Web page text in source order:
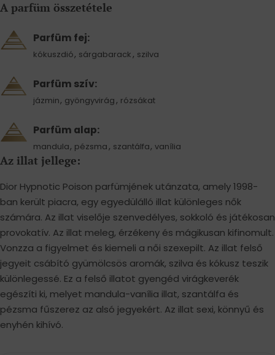
A parfüm összetétele
Parfüm fej:
kókuszdió, sárgabarack , szilva
Parfüm szív:
jázmin, gyöngyvirág , rózsákat
Parfüm alap:
mandula, pézsma , szantálfa, vanília
Az illat jellege:
Dior Hypnotic Poison parfümjének utánzata, amely 1998-
ban került piacra, egy egyedülálló illat különleges nők
számára. Az illat viselője szenvedélyes, sokkoló és játékosan
provokatív. Az illat meleg, érzékeny és mágikusan kifinomult.
Vonzza a figyelmet és kiemeli a női szexepilt. Az illat felső
jegyeit csábító gyümölcsös aromák, szilva és kókusz teszik
különlegessé. Ez a felső illatot gyengéd virágkeverék
egészíti ki, melyet mandula-vanília illat, szantálfa és
pézsma fűszerez az alsó jegyekért. Az illat sexi, könnyű és
enyhén kihívó.